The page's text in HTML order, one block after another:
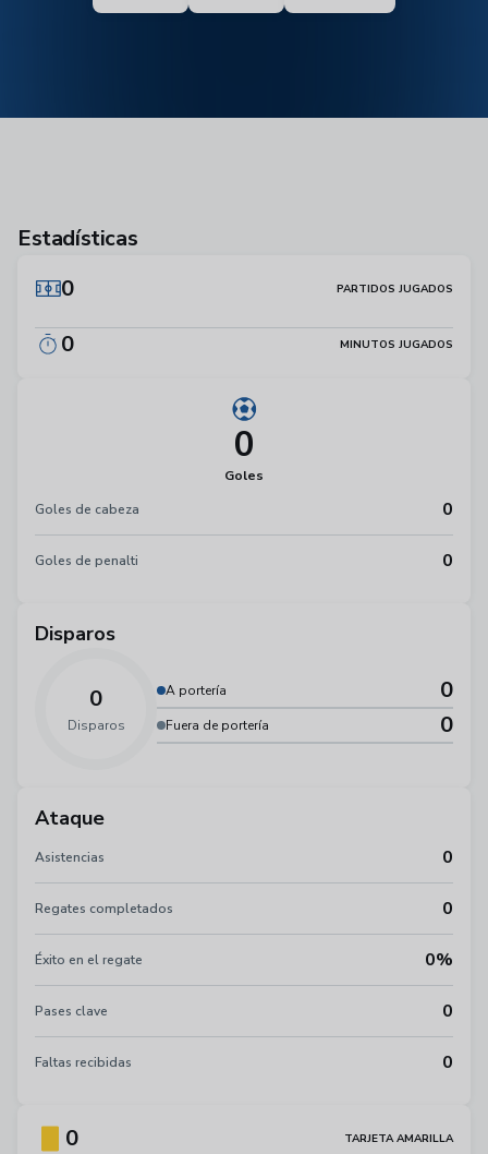
Estadísticas
0
PARTIDOS JUGADOS
0 MINUTOS JUGADOS
0
Goles
Goles de cabeza
0
Goles de penalti 0
Disparos
0
Disparos
A portería 0
Fuera de portería 0
Ataque
Asistencias 0
Regates completados 0
Éxito en el regate 0%
Pases clave 0
Faltas recibidas 0
0 TARJETA AMARILLA